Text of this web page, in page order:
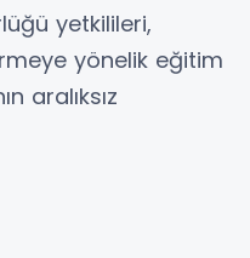
yetkilileri,
yönelik eğitim
aralıksız